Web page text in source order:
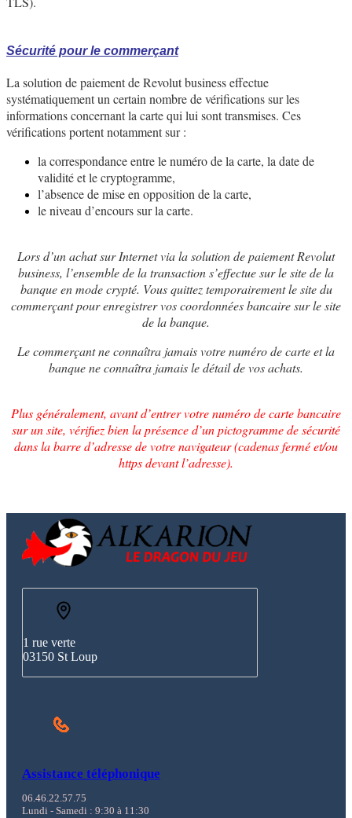
Sécurité pour le commerçant
La solution de paiement de Revolut business effectue
systématiquement un certain nombre de vérifications sur les
informations concernant la carte qui lui sont transmises. Ces
vérifications portent notamment sur :
la correspondance entre le numéro de la carte, la date de
validité et le cryptogramme,
l’absence de mise en opposition de la carte,
le niveau d’encours sur la carte.
Lors d’un achat sur Internet via la solution de paiement Revolut
business, l’ensemble de la transaction s’effectue sur le site de la
banque en mode crypté. Vous quittez temporairement le site du
commerçant pour enregistrer vos coordonnées bancaire sur le site
de la banque.
Le commerçant ne connaîtra jamais votre numéro de carte et la
banque ne connaîtra jamais le détail de vos achats.
Plus généralement, avant d’entrer votre numéro de carte bancaire
sur un site, vérifiez bien la présence d’un pictogramme de sécurité
dans la barre d’adresse de votre navigateur (cadenas fermé et/ou
https devant l’adresse).
1 rue verte
03150 St Loup
Assistance téléphonique
06.46.22.57.75
Lundi - Samedi : 9:30 à 11:30